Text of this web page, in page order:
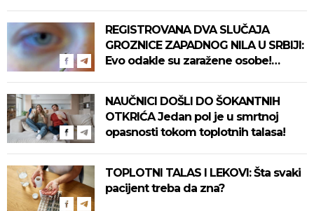
REGISTROVANA DVA SLUČAJA
GROZNICE ZAPADNOG NILA U SRBIJI:
Evo odakle su zaražene osobe!
NAUČNICI DOŠLI DO ŠOKANTNIH
OTKRIĆA Jedan pol je u smrtnoj
opasnosti tokom toplotnih talasa!
TOPLOTNI TALAS I LEKOVI: Šta svaki
pacijent treba da zna?